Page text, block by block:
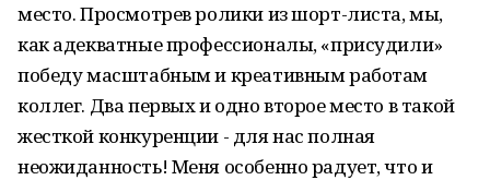
место. Просмотрев ролики из шорт-листа, мы,
как адекватные профессионалы, «присудили»
победу масштабным и креативным работам
коллег. Два первых и одно второе место в такой
жесткой конкуренции - для нас полная
неожиданность! Меня особенно радует, что и